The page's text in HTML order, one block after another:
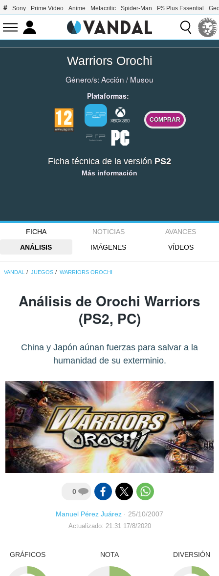
Sony Prime Video Anime Metacritic Spider-Man PS Plus Essential
Warriors Orochi
Género/s: Acción /Musou
Plataformas:
COMPRAR
Ficha técnica de la versión PS2
Más información
FICHA NOTICIAS
AVANCES
ANÁLISIS
IMÁGENES VÍDEOS
VANDAL JUEGOS WARRIORS OROCHI
Análisis de Orochi Warriors
(PS2, PC)
China y Japón aúnan fuerzas para salvar a la
humanidad de su exterminio.
0
Manuel Pérez Juárez · 25/10/2007
Actualizado: 21:31 17/8/2020
GRÁFICOS NOTA DIVERSIÓN